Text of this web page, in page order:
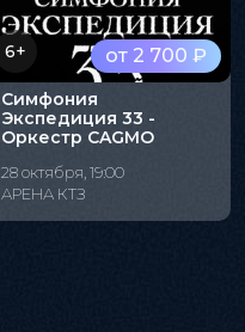
от 2 700 ₽
6+
Симфония
Экспедиция 33 -
Оркестр CAGMO
28 октября, 19:00
АРЕНА КТЗ